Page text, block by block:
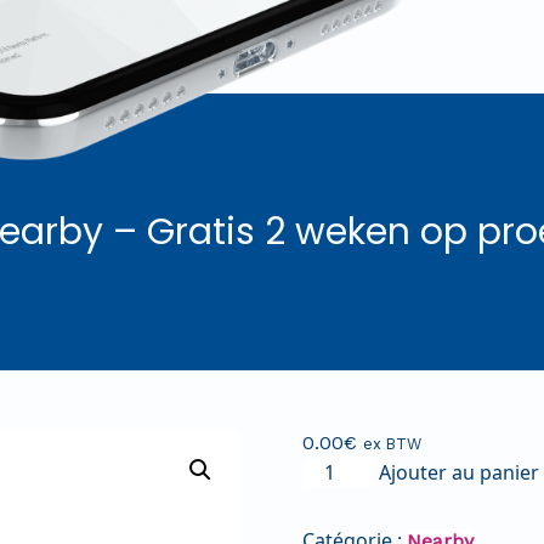
– Gratis 2 weken op
0.00€ ex BTW
Ajouter au panier